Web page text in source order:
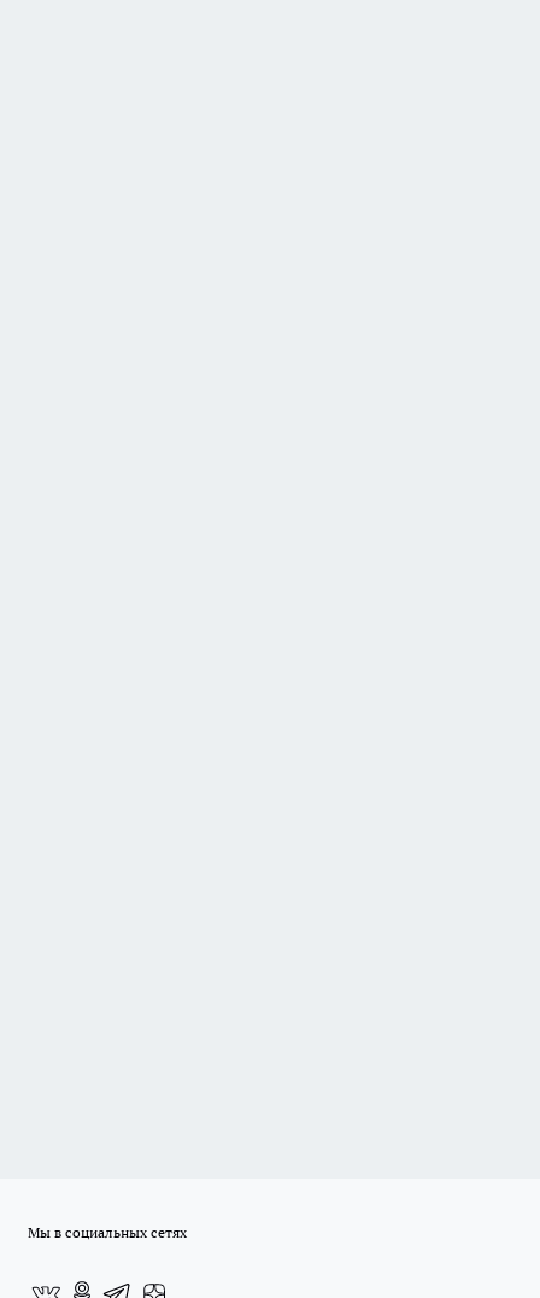
Мы в социальных сетях